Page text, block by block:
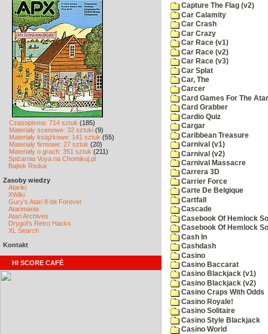
Czasopisma: 714 sztuk (185)
Materiały scenowe: 32 sztuki (9)
Materiały książkowe: 141 sztuk (55)
Materiały firmowe: 27 sztuk (20)
Materiały o grach: 351 sztuk (211)
Spiżarnia Voya na Chomikuj.pl
Bajtek Redux
Zasoby wiedzy
Atariki
XWiki
Gury's Atari 8-bit Forever
Atarimania
Atari Archives
Drygol's Retro Hacks
XL Search
Kontakt
HI SCORE CAFÉ
Capture The Flag (v2)
Car Calamity
Car Crash
Car Crazy
Car Race (v1)
Car Race (v2)
Car Race (v3)
Car Splat
Car, The
Carcer
Card Games For The
Card Grabber
Cardio Quiz
Cargar
Caribbean Treasure
Carnival (v1)
Carnival (v2)
Carnival Massacre
Carrera 3D
Carrier Force
Carte De Belgique
Cartfall
Cascade
Casebook Of Hemlock
Casebook Of Hemlock
Cash In
Cashdash
Casino
Casino Baccarat
Casino Blackjack (v1)
Casino Blackjack (v2)
Casino Craps With Odds
Casino Royale!
Casino Solitaire
Casino Style Blackjack
Casino World